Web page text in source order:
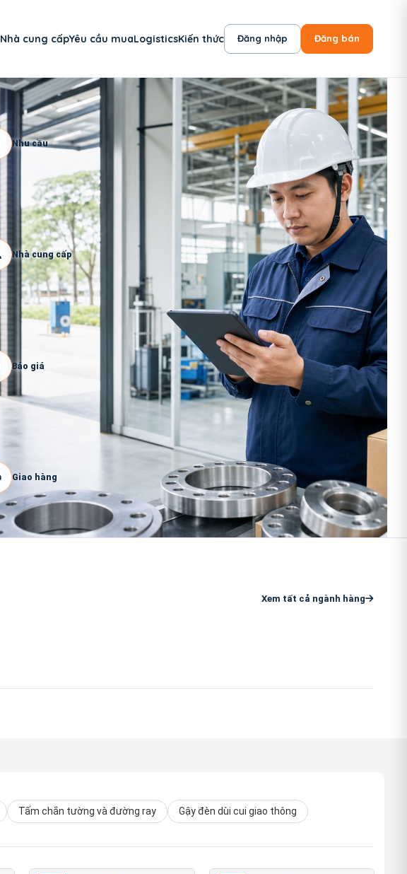
Nhà cung cấpYêu cầu muaLogisticsKiến thức Đăng nhập Đăng bán
Nhu cầu
Nhà cung cấp
Báo giá
Giao hàng
Xem tất cả ngành hàng
Tấm chắn tường và đường ray Gậy đèn dùi cui giao thông